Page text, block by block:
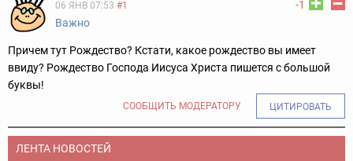
-1
06 ЯНВ 07:53 #1
Важно
Причем тут Рождество? Кстати, какое рождество вы имеет
ввиду? Рождество Господа Иисуса Христа пишется с большой
буквы!
СООБЩИТЬ МОДЕРАТОРУ ЦИТИРОВАТЬ
ЛЕНТА НОВОСТЕЙ